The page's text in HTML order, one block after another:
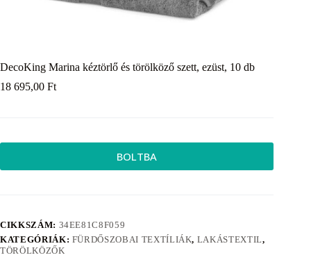
DecoKing Marina kéztörlő és törölköző szett, ezüst, 10 db
18 695,00 Ft
BOLTBA
CIKKSZÁM: 34EE81C8F059
KATEGÓRIÁK: FÜRDŐSZOBAI TEXTÍLIÁK, LAKÁSTEXTIL,
TÖRÖLKÖZŐK